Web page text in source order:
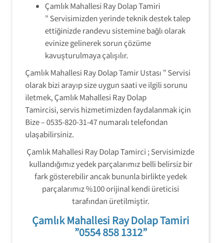
Çamlık Mahallesi Ray Dolap Tamiri
” Servisimizden yerinde teknik destek talep
ettiğinizde randevu sistemine bağlı olarak
evinize gelinerek sorun çözüme
kavuşturulmaya çalışılır.
Çamlık Mahallesi Ray Dolap Tamir Ustası ” Servisi
olarak bizi arayıp size uygun saati ve ilgili sorunu
iletmek, Çamlık Mahallesi Ray Dolap
Tamircisi, servis hizmetimizden faydalanmak için
Bize – 0535-820-31-47 numaralı telefondan
ulaşabilirsiniz.
Çamlık Mahallesi Ray Dolap Tamirci ; Servisimizde
kullandığımız yedek parçalarımız belli belirsiz bir
fark gösterebilir ancak bununla birlikte yedek
parçalarımız %100 orijinal kendi üreticisi
tarafından üretilmiştir.
Çamlık Mahallesi Ray Dolap Tamiri
”0554 858 1312”